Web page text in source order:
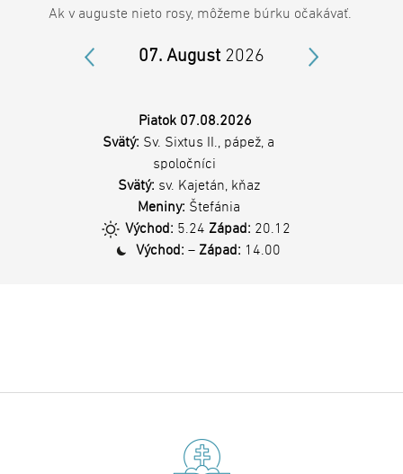
Ak v auguste nieto rosy, môžeme búrku očakávať.
07. August 2026
Piatok 07.08.2026
Svätý: Sv. Sixtus II., pápež, a
spoločníci
Svätý: sv. Kajetán, kňaz
Meniny: Štefánia
Východ: 5.24 Západ: 20.12
Východ: – Západ: 14.00